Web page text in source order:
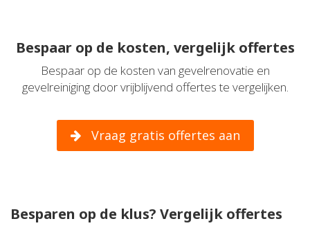
Bespaar op de kosten, vergelijk offertes
Bespaar op de kosten van gevelrenovatie en
gevelreiniging door vrijblijvend offertes te vergelijken.
Vraag gratis offertes aan
Besparen op de klus? Vergelijk offertes